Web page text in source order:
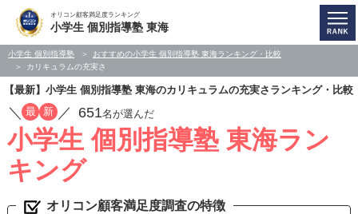
オリコン顧客満足度ランキング
小学生 個別指導塾 東海
小学生 個別指導塾
おすすめの小学生 個別指導塾 東海ランキング・比較
カリキュラムの充実さ
【最新】小学生 個別指導塾 東海のカリキュラムの充実さランキング・比較
／ 最 新 ／ 651名が選んだ
小学生 個別指導塾 東海ラン
キング
オリコン顧客満足度調査の特徴